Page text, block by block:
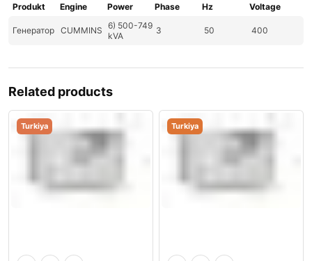
Produkt Engine Power Phase Hz Voltage
Генератор CUMMINS
6) 500-749
kVA
3 50 400
Related products
Turkiya Turkiya